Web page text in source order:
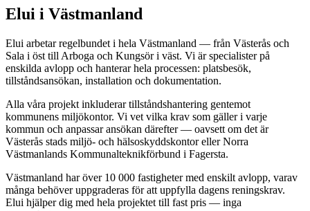
Elui i Västmanland
Elui arbetar regelbundet i hela Västmanland — från Västerås och
Sala i öst till Arboga och Kungsör i väst. Vi är specialister på
enskilda avlopp och hanterar hela processen: platsbesök,
tillståndsansökan, installation och dokumentation.
Alla våra projekt inkluderar tillståndshantering gentemot
kommunens miljökontor. Vi vet vilka krav som gäller i varje
kommun och anpassar ansökan därefter — oavsett om det är
Västerås stads miljö- och hälsoskyddskontor eller Norra
Västmanlands Kommunalteknikförbund i Fagersta.
Västmanland har över 10 000 fastigheter med enskilt avlopp, varav
många behöver uppgraderas för att uppfylla dagens reningskrav.
Elui hjälper dig med hela projektet till fast pris — inga